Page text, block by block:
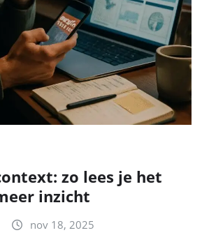
zo lees je het
inzicht
nov 18, 2025